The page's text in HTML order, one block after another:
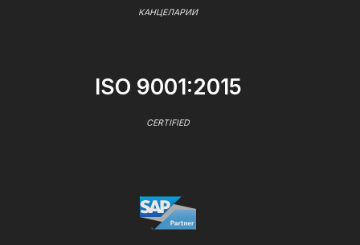
КАНЦЕЛАРИИ
ISO 9001:2015
CERTIFIED